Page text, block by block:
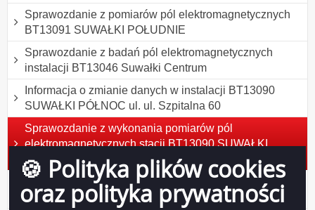
🍪 Polityka plików cookies
oraz polityka prywatności
Sprawozdanie z pomiarów pól elektromagnetycznych
BT13091 SUWAŁKI POŁUDNIE
Sprawozdanie z badań pól elektromagnetycznych
instalacji BT13046 Suwałki Centrum
Informacja o zmianie danych w instalacji BT13090
SUWAŁKI PÓŁNOC ul. ul. Szpitalna 60
Sprawozdanie z wykonania pomiarów pól
elektromagnetycznych stacji BT13090 SUWAŁKI
PÓŁNOC ul. ul. Szpitalna 60
Informacja o zmianie danych w instalacji BT11659
SUWAŁKI NEW ul. Przemysłowa 6A